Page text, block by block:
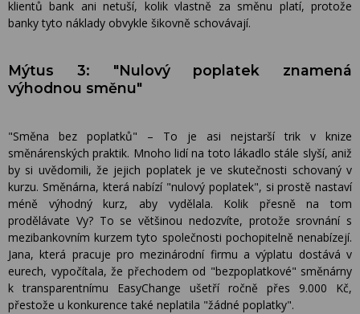
klientů bank ani netuší, kolik vlastně za směnu platí, protože
banky tyto náklady obvykle šikovně schovávají.
Mýtus 3: "Nulový poplatek znamená
výhodnou směnu"
"Směna bez poplatků" – To je asi nejstarší trik v knize
směnárenských praktik. Mnoho lidí na toto lákadlo stále slyší, aniž
by si uvědomili, že jejich poplatek je ve skutečnosti schovaný v
kurzu. Směnárna, která nabízí "nulový poplatek", si prostě nastaví
méně výhodný kurz, aby vydělala. Kolik přesně na tom
prodělávate Vy? To se většinou nedozvíte, protože srovnání s
mezibankovním kurzem tyto společnosti pochopitelně nenabízejí.
Jana, která pracuje pro mezinárodní firmu a výplatu dostává v
eurech, vypočítala, že přechodem od "bezpoplatkové" směnárny
k transparentnímu EasyChange ušetří ročně přes 9.000 Kč,
přestože u konkurence také neplatila "žádné poplatky".